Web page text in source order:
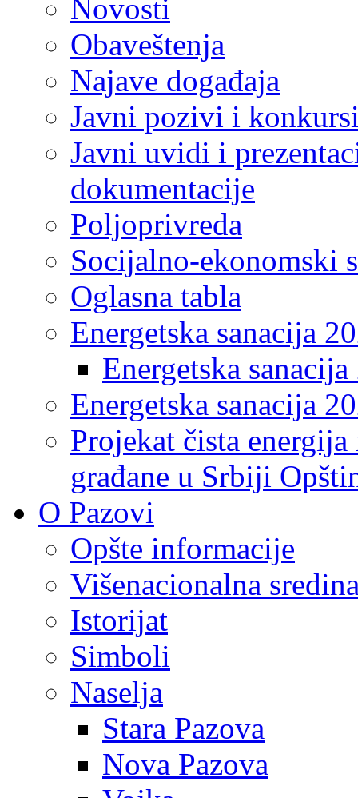
Novosti
Obaveštenja
Najave događaja
Javni pozivi i
Javni uvidi i
dokumentacije
Poljoprivreda
Socijalno-ekonomski
Oglasna tabla
Energetska sanacija
Energetska
Energetska sanacija
Projekat čista
građane u Srbiji
O Pazovi
Opšte informacije
Višenacionalna
Istorijat
Simboli
Naselja
Stara Pazova
Nova Pazova